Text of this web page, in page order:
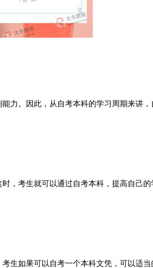
力。因此，从自考本科的学习周期来讲
，考生就可以通过自考本科，提高自己
生如果可以自考一个本科文凭，可以适当